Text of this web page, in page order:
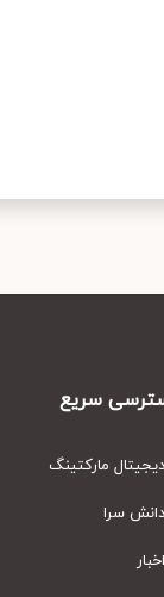
سریع
مارکتینگ
سرا